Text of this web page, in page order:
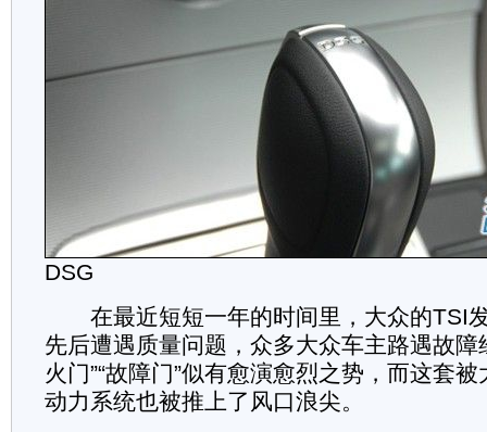
DSG
在最近短短一年的时间里，大众的TSI
先后遭遇质量问题，众多大众车主路遇故障
火门”“故障门”似有愈演愈烈之势，而这套
动力系统也被推上了风口浪尖。